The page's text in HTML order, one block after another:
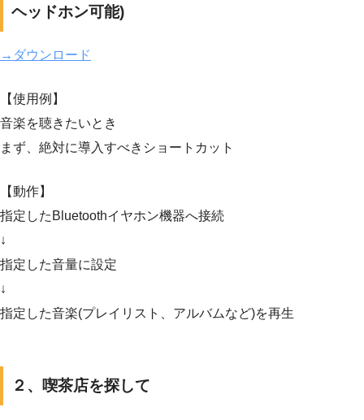
ヘッドホン可能)
→ダウンロード
【使用例】
音楽を聴きたいとき
まず、絶対に導入すべきショートカット
【動作】
指定したBluetoothイヤホン機器へ接続
↓
指定した音量に設定
↓
指定した音楽(プレイリスト、アルバムなど)を再生
２、喫茶店を探して